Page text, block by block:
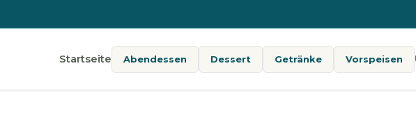
Startseite Abendessen Dessert Getränke Vorspeisen